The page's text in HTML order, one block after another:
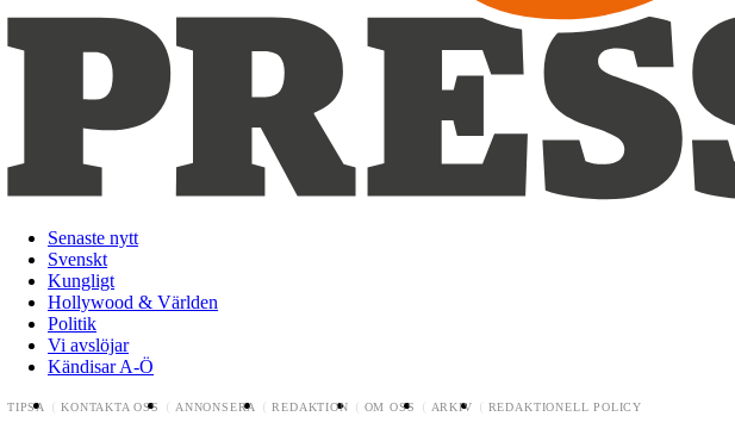
Senaste nytt
Svenskt
Kungligt
Hollywood & Världen
Politik
Vi avslöjar
Kändisar A-Ö
TIPSA KONTAKTA OSS ANNONSERA REDAKTION OM OSS ARKIV REDAKTIONELL POLICY